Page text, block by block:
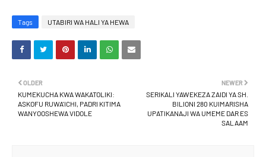
Tags UTABIRI WA HALI YA HEWA
NEWER
SERIKALI YAWEKEZA ZAIDI YA SH.
BILIONI 280 KUIMARISHA
UPATIKANAJI WA UMEME DAR ES
SALAAM
OLDER
KUMEKUCHA KWA WAKATOLIKI:
ASKOFU RUWA'ICHI, PADRI KITIMA
WANYOOSHEWA VIDOLE